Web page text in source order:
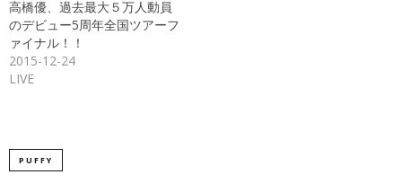
で
開
き
ま
す)
(新
し
い
高橋優、過去最大５万人動員
のデビュー5周年全国ツアーフ
2015-12-24
LIVE
PUFFY